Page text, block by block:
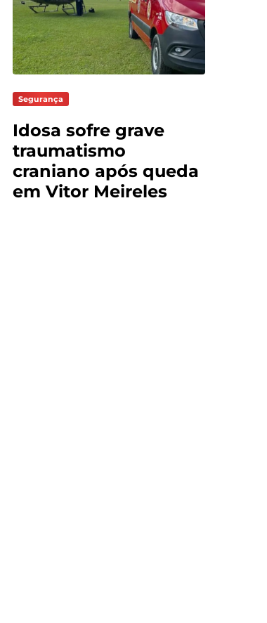
Segurança
Idosa sofre grave
traumatismo
craniano após queda
em Vitor Meireles